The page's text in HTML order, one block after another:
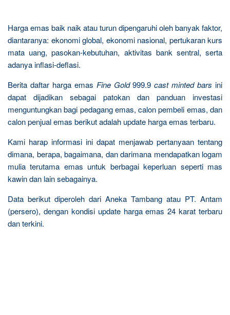
Harga emas baik naik atau turun dipengaruhi oleh banyak faktor,
diantaranya: ekonomi global, ekonomi nasional, pertukaran kurs
mata uang, pasokan-kebutuhan, aktivitas bank sentral, serta
adanya inflasi-deflasi.
Berita daftar harga emas Fine Gold999.9cast minted barsini
dapat dijadikan sebagai patokan dan panduan investasi
menguntungkan bagi pedagang emas, calon pembeli emas, dan
calon penjual emas berikut adalah update harga emas terbaru.
Kami harap informasi ini dapat menjawab pertanyaan tentang
dimana, berapa, bagaimana, dan darimana mendapatkan logam
mulia terutama emas untuk berbagai keperluan seperti mas
kawin dan lain sebagainya.
Data berikut diperoleh dari Aneka Tambang atau PT. Antam
(persero), dengan kondisi update harga emas 24 karat terbaru
dan terkini.